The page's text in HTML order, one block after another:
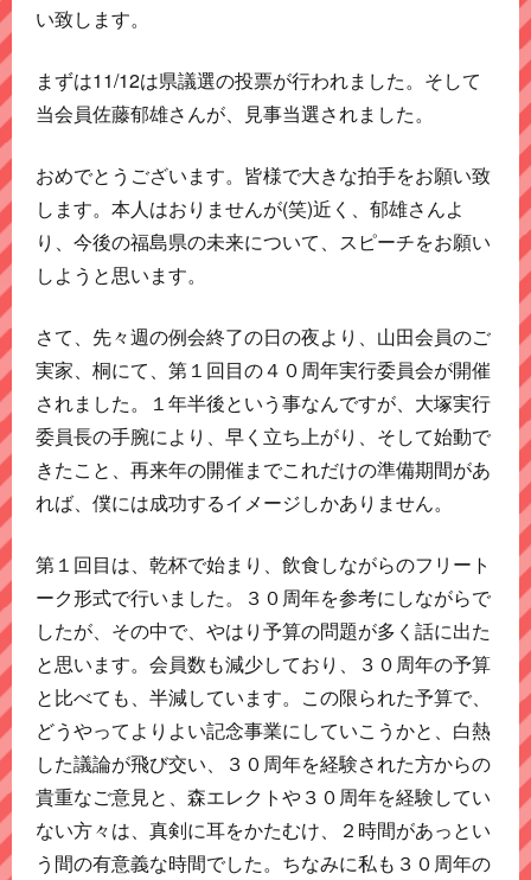
い致します。
まずは11/12は県議選の投票が行われました。そして
当会員佐藤郁雄さんが、見事当選されました。
おめでとうございます。皆様で大きな拍手をお願い致
します。本人はおりませんが(笑)近く、郁雄さんよ
り、今後の福島県の未来について、スピーチをお願い
しようと思います。
さて、先々週の例会終了の日の夜より、山田会員のご
実家、桐にて、第１回目の４０周年実行委員会が開催
されました。１年半後という事なんですが、大塚実行
委員長の手腕により、早く立ち上がり、そして始動で
きたこと、再来年の開催までこれだけの準備期間があ
れば、僕には成功するイメージしかありません。
第１回目は、乾杯で始まり、飲食しながらのフリート
ーク形式で行いました。３０周年を参考にしながらで
したが、その中で、やはり予算の問題が多く話に出た
と思います。会員数も減少しており、３０周年の予算
と比べても、半減しています。この限られた予算で、
どうやってよりよい記念事業にしていこうかと、白熱
した議論が飛び交い、３０周年を経験された方からの
貴重なご意見と、森エレクトや３０周年を経験してい
ない方々は、真剣に耳をかたむけ、２時間があっとい
う間の有意義な時間でした。ちなみに私も３０周年の